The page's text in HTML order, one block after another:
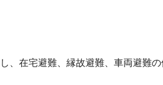
、在宅避難、縁故避難、車両避難の